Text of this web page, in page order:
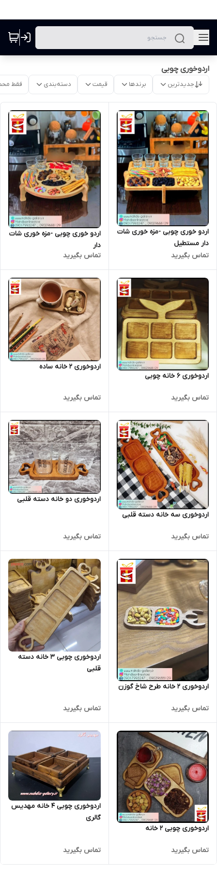
اردوخوری چوبی
جدیدترین برندها قیمت دسته‌بندی فقط
اردو خوری چوبی -مزه خوری شات
دار مستطیل
تماس بگیرید
اردو خوری چوبی -مزه خوری شات
دار
تماس بگیرید
اردوخوری 6 خانه چوبی
تماس بگیرید
اردوخوری 2 خانه ساده
تماس بگیرید
اردوخوری سه خانه دسته قلبی
تماس بگیرید
اردوخوری دو خانه دسته قلبی
تماس بگیرید
اردوخوری 2 خانه طرح شاخ گوزن
تماس بگیرید
اردوخوری چوبی 3 خانه دسته
قلبی
تماس بگیرید
اردوخوری چوبی 2 خانه
تماس بگیرید
اردوخوری چوبی 4 خانه مهدیس
گالری
تماس بگیرید